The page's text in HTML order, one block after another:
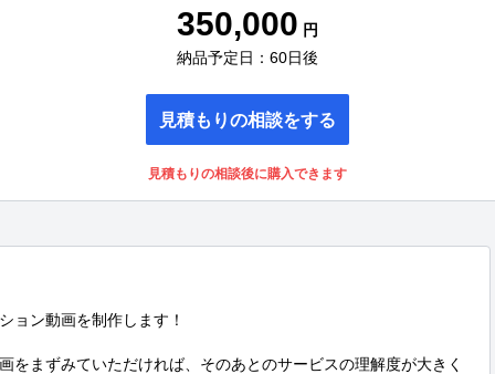
350,000 円
納品予定日：60日後
見積もりの相談をする
見積もりの相談後に購入できます
ョン動画を制作します！
をまずみていただければ、そのあとのサービスの理解度が大きく